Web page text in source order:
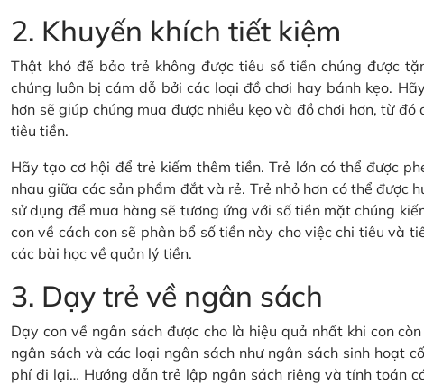
2. Khuyến khích tiết kiệm
Thật khó để bảo trẻ không được tiêu số tiền chúng được
chúng luôn bị cám dỗ bởi các loại đồ chơi hay bánh kẹo.
hơn sẽ giúp chúng mua được nhiều kẹo và đồ chơi hơn, từ
tiêu tiền.
Hãy tạo cơ hội để trẻ kiếm thêm tiền. Trẻ lớn có thể được
nhau giữa các sản phẩm đắt và rẻ. Trẻ nhỏ hơn có thể được
sử dụng để mua hàng sẽ tương ứng với số tiền mặt chúng
con về cách con sẽ phân bổ số tiền này cho việc chi tiêu và
các bài học về quản lý tiền.
3. Dạy trẻ về ngân sách
Dạy con về ngân sách được cho là hiệu quả nhất khi con
ngân sách và các loại ngân sách như ngân sách sinh hoạt
phí đi lại… Hướng dẫn trẻ lập ngân sách riêng và tính toán